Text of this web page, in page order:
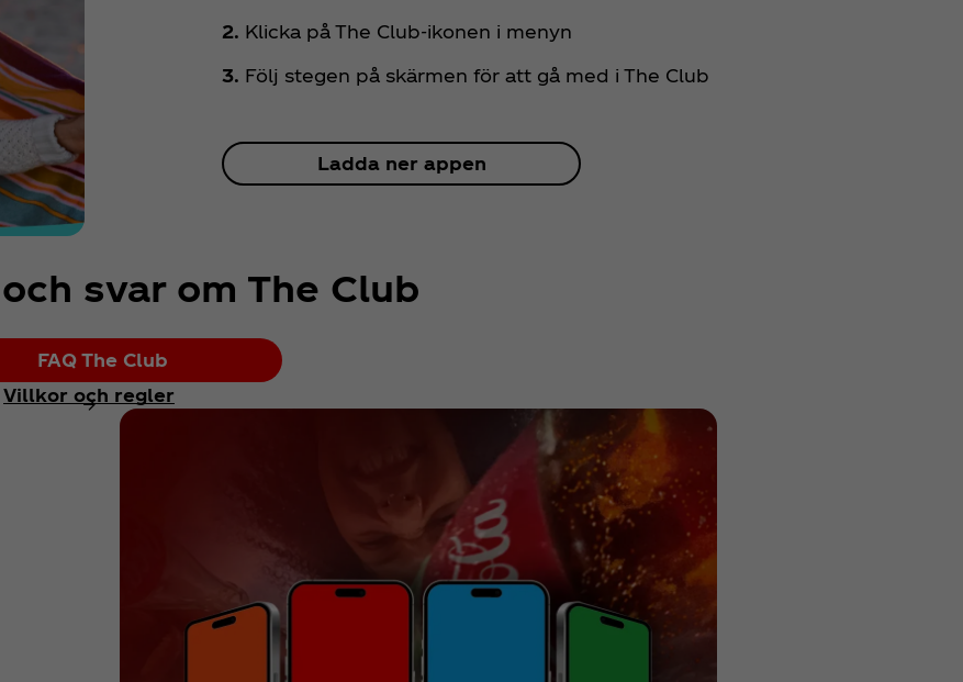
2. Klicka på The Club-ikonen i menyn
3. Följ stegen på skärmen för att gå med i The Club
Ladda ner appen
svar om The Club
FAQ The Club
Villkor och regler